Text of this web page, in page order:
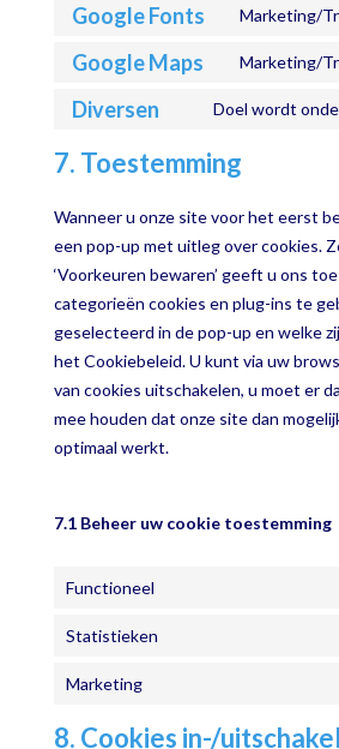
Google Fonts Marketing/
Google Maps Marketing/
Diversen Doel wordt
7. Toestemming
Wanneer u onze site voor het eerst
een pop-up met uitleg over cookies.
‘Voorkeuren bewaren’ geeft u ons
categorieën cookies en plug-ins te
geselecteerd in de pop-up en welke
het Cookiebeleid. U kunt via uw
van cookies uitschakelen, u moet er
mee houden dat onze site dan
optimaal werkt.
7.1 Beheer uw cookie toestemming
Functioneel
Statistieken
Marketing
8. Cookies in-/